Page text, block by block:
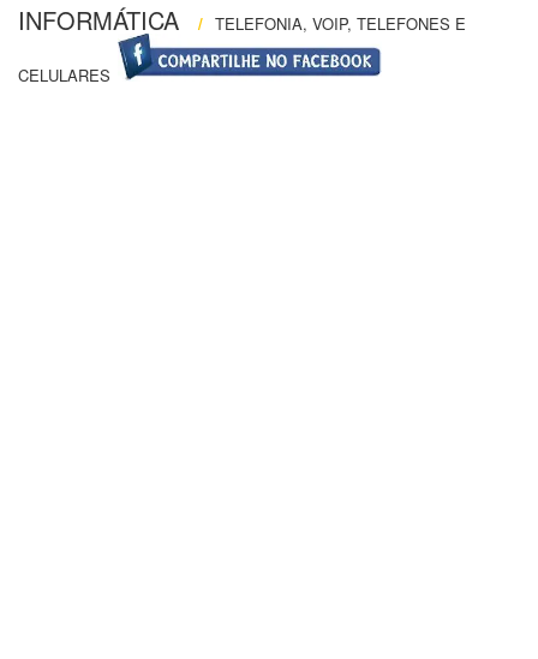
INFORMÁTICA / TELEFONIA, VOIP, TELEFONES E
CELULARES